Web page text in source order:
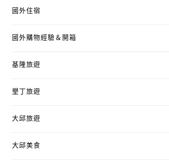
國外住宿
國外購物經驗＆開箱
基隆旅遊
墾丁旅遊
大邱旅遊
大邱美食